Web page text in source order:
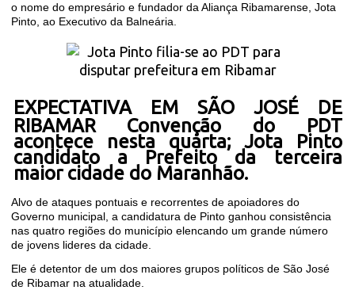
o nome do empresário e fundador da Aliança Ribamarense, Jota
Pinto, ao Executivo da Balneária.
EXPECTATIVAEM SÃO JOSÉ DE
RIBAMAR Convenção do PDT
acontece nesta quarta; Jota Pinto
candidato a Prefeito da terceira
maior cidade do Maranhão.
Alvo de ataques pontuais e recorrentes de apoiadores do
Governo municipal, a candidatura de Pinto ganhou consistência
nas quatro regiões do município elencando um grande número
de jovens lideres da cidade.
Ele é detentor de um dos maiores grupos políticos de São José
de Ribamar na atualidade.